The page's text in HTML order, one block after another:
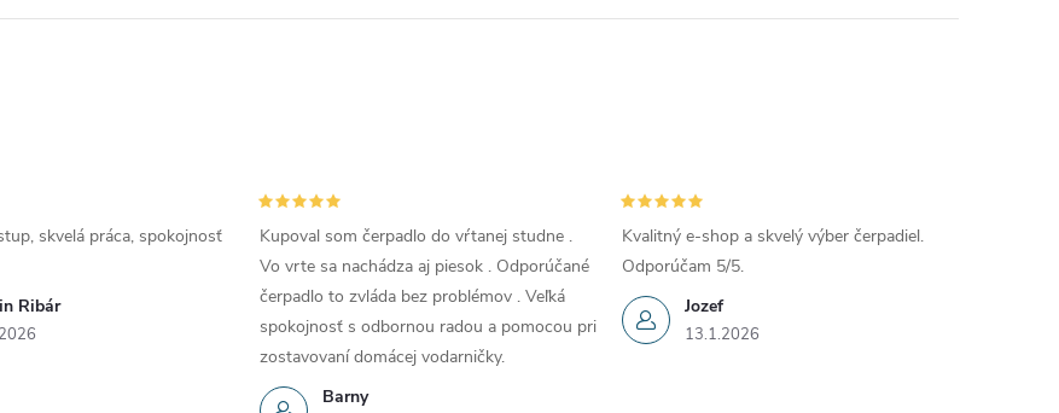
Ribár
skvelá práca, spokojnosť
Barny
Kupoval som čerpadlo do vŕtanej studne .
Vo vrte sa nachádza aj piesok . Odporúčané
čerpadlo to zvláda bez problémov . Veľká
spokojnosť s odbornou radou a pomocou pri
zostavovaní domácej vodarničky.
Jozef
13.1.2026
Kvalitný e-shop a skvelý výber čerpadiel.
Odporúčam 5/5.